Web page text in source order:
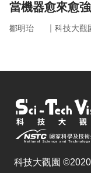
當機器愈來愈
鄒明珆 ｜ 科技大觀
科技大觀園